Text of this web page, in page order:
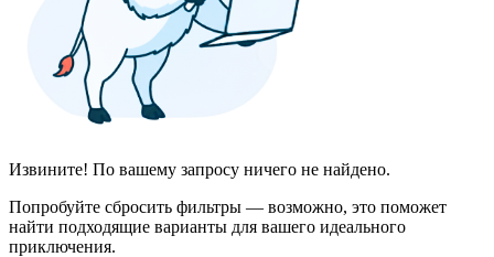
Извините! По вашему запросу ничего не найдено.
Попробуйте сбросить фильтры — возможно, это поможет
найти подходящие варианты для вашего идеального
приключения.